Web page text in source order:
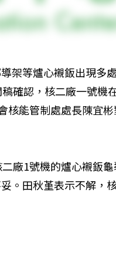
架等爐心襯鈑出現多
確認，核二廠一號機
核能管制處處長陳宜
廠1號機的爐心襯鈑
。田秋堇表示不解，